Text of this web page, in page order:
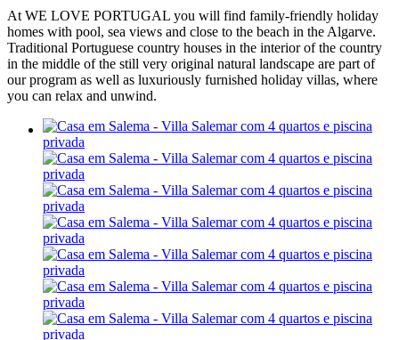
At WE LOVE PORTUGAL you will find family-friendly holiday
homes with pool, sea views and close to the beach in the Algarve.
Traditional Portuguese country houses in the interior of the country
in the middle of the still very original natural landscape are part of
our program as well as luxuriously furnished holiday villas, where
you can relax and unwind.